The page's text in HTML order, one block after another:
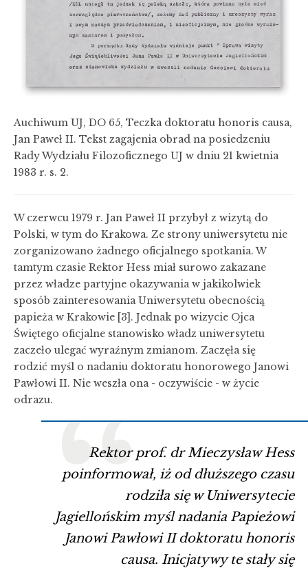
Auchiwum UJ, DO 65, Teczka doktoratu honoris causa,
Jan Paweł II. Tekst zagajenia obrad na posiedzeniu
Rady Wydziału Filozoficznego UJ w dniu 21 kwietnia
1983 r. s. 2.
W czerwcu 1979 r. Jan Paweł II przybył z wizytą do
Polski, w tym do Krakowa. Ze strony uniwersytetu nie
zorganizowano żadnego oficjalnego spotkania. W
tamtym czasie Rektor Hess miał surowo zakazane
przez władze partyjne okazywania w jakikolwiek
sposób zainteresowania Uniwersytetu obecnością
papieża w Krakowie [3]. Jednak po wizycie Ojca
Świętego oficjalne stanowisko władz uniwersytetu
zaczeło ulegać wyraźnym zmianom. Zaczęła się
rodzić myśl o nadaniu doktoratu honorowego Janowi
Pawłowi II. Nie weszła ona - oczywiście - w życie
odrazu.
Rektor prof. dr Mieczysław Hess
poinformował, iż od dłuższego czasu
rodziła się w Uniwersytecie
Jagiellońskim myśl nadania Papieżowi
Janowi Pawłowi II doktoratu honoris
causa. Inicjatywy te stały się